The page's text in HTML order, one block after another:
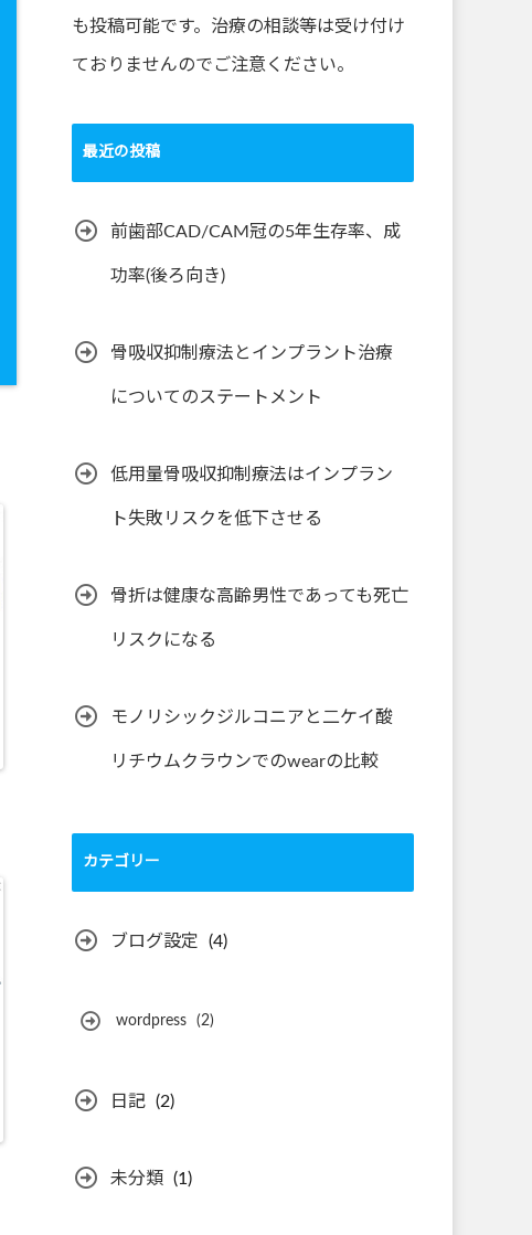
も投稿可能です。治療の相談等は受け付け
ておりませんのでご注意ください。
最近の投稿
前歯部CAD/CAM冠の5年生存率、成
功率(後ろ向き)
骨吸収抑制療法とインプラント治療
についてのステートメント
低用量骨吸収抑制療法はインプラン
ト失敗リスクを低下させる
骨折は健康な高齢男性であっても死亡
リスクになる
モノリシックジルコニアと二ケイ酸
リチウムクラウンでのwearの比較
カテゴリー
ブログ設定 (4)
wordpress (2)
日記 (2)
未分類 (1)